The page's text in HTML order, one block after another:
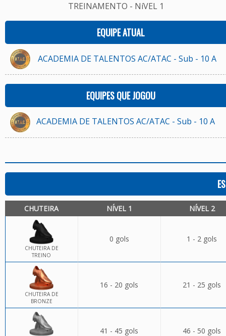
TREINAMENTO - NíVEL 1
EQUIPE ATUAL
ACADEMIA DE TALENTOS AC/ATAC - Sub - 10 A
EQUIPES QUE JOGOU
ACADEMIA DE TALENTOS AC/ATAC - Sub - 10 A
CHUTEIRA NÍVEL 1 NÍVEL 2
CHUTEIRA DE
TREINO
0 gols 1 - 2 gols
CHUTEIRA DE
BRONZE
16 - 20 gols 21 - 25 gols
41 - 45 gols 46 - 50 gols